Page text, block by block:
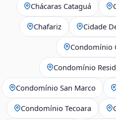
Chácaras Cataguá
Chafariz Cidade
Condomínio
Condomínio
Condomínio San Marco
Condomínio Tecoara